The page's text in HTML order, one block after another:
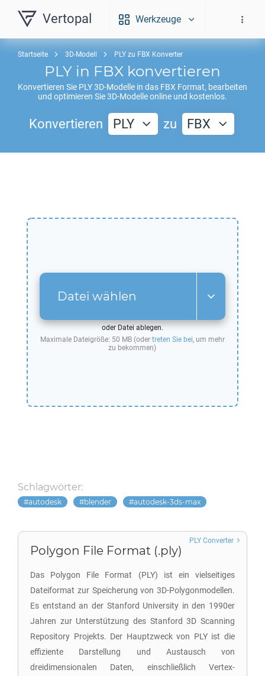
Vertopal Werkzeuge
Startseite 3D-Modell PLY zu FBX Konverter
PLY in FBX konvertieren
Konvertieren Sie PLY3D-Modelle in das FBX Format, bearbeiten
und optimieren Sie 3D-Modelle online und kostenlos.
Konvertieren PLY zu FBX
Datei wählen
oder Datei ablegen.
Maximale Dateigröße: 50 MB (oder treten Sie bei, um mehr
zu bekommen)
Schlagwörter:
autodesk blender autodesk-3ds-max
Polygon File Format (.ply)
Das Polygon File Format (PLY) ist ein vielseitiges
Dateiformat zur Speicherung von 3D-Polygonmodellen.
Es entstand an der Stanford University in den 1990er
Jahren zur Unterstützung des Stanford 3D Scanning
Repository Projekts. Der Hauptzweck von PLY ist die
effiziente Darstellung und Austausch von
dreidimensionalen Daten, einschließlich Vertex-
PLY Converter